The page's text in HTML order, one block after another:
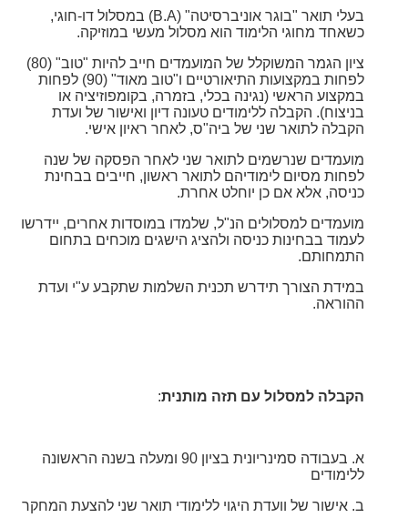
בעלי תואר "בוגר אוניברסיטה" (B.A) במסלול דו-חוגי,
כשאחד מחוגי הלימוד הוא מסלול מעשי במוזיקה.
ציון הגמר המשוקלל של המועמדים חייב להיות "טוב" (80)
לפחות במקצועות התיאורטיים ו"טוב מאוד" (90) לפחות
במקצוע הראשי (נגינה בכלי, בזמרה, בקומפוזיציה או
בניצוח). הקבלה ללימודים טעונה דיון ואישור של ועדת
הקבלה לתואר שני של ביה"ס, לאחר ראיון אישי.
מועמדים שנרשמים לתואר שני לאחר הפסקה של שנה
לפחות מסיום לימודיהם לתואר ראשון, חייבים בבחינת
כניסה, אלא אם כן יוחלט אחרת.
מועמדים למסלולים הנ"ל, שלמדו במוסדות אחרים, יידרשו
לעמוד בבחינות כניסה ולהציג הישגים מוכחים בתחום
התמחותם.
במידת הצורך תידרש תכנית השלמות שתקבע ע"י ועדת
ההוראה.
הקבלה למסלול עם תזה מותנית:
א. בעבודה סמינריונית בציון 90 ומעלה בשנה הראשונה
ללימודים
ב. אישור של וועדת היגוי ללימודי תואר שני להצעת המחקר